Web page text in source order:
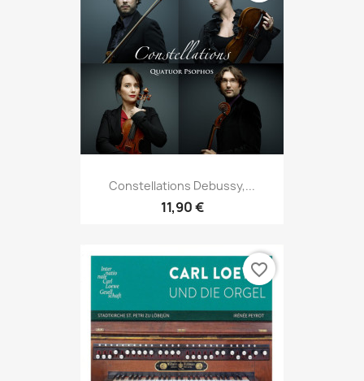
Constellations Debussy,...
11,90 €
favorite_border